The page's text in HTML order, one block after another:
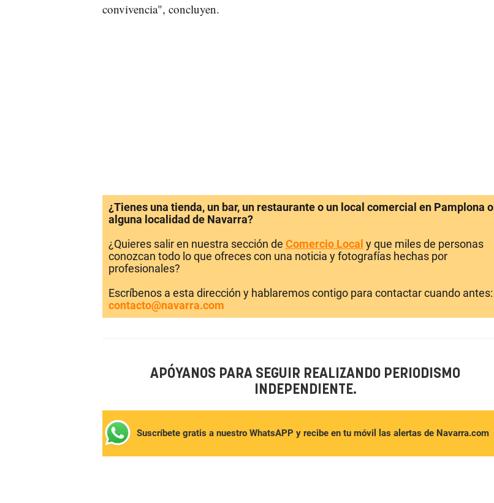
convivencia", concluyen.
¿Tienes una tienda, un bar, un restaurante o un local comercial en Pamplona o
alguna localidad de Navarra?
¿Quieres salir en nuestra sección de Comercio Local y que miles de personas
conozcan todo lo que ofreces con una noticia y fotografías hechas por
profesionales?
Escríbenos a esta dirección y hablaremos contigo para contactar cuando antes:
contacto@navarra.com
APÓYANOS PARA SEGUIR REALIZANDO PERIODISMO
INDEPENDIENTE.
Suscríbete gratis a nuestro WhatsAPP y recibe en tu móvil las alertas de Navarra.com